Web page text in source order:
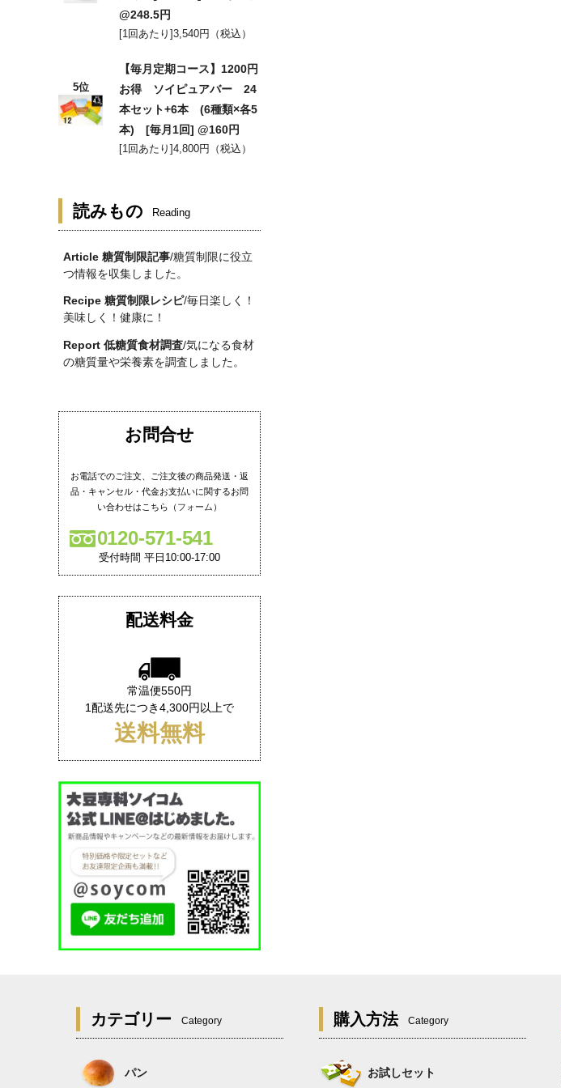
@248.5円
[1回あたり]3,540円（税込）
5位
【毎月定期コース】1200円
お得 ソイピュアバー 24
本セット+6本 (6種類×各5
本) [毎月1回] @160円
[1回あたり]4,800円（税込）
読みもの Reading
Article 糖質制限記事/糖質制限に役立
つ情報を収集しました。
Recipe 糖質制限レシピ/毎日楽しく！
美味しく！健康に！
Report 低糖質食材調査/気になる食材
の糖質量や栄養素を調査しました。
お問合せ
お電話でのご注文、ご注文後の商品発送・返
品・キャンセル・代金お支払いに関するお問
い合わせはこちら（フォーム）
0120-571-541
受付時間 平日10:00-17:00
配送料金
常温便550円
1配送先につき4,300円以上で
送料無料
カテゴリー Category
パン
購入方法 Category
お試しセット